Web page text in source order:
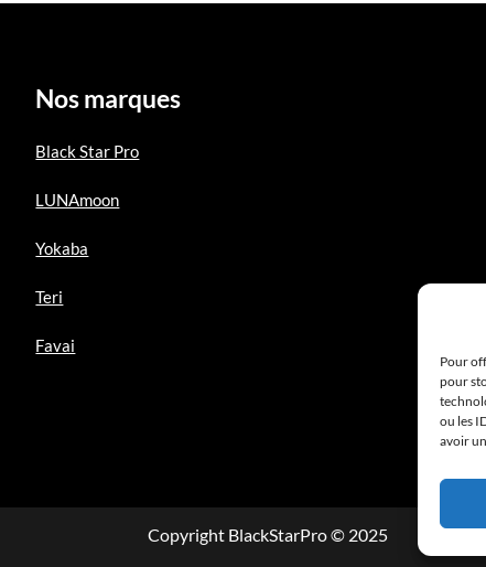
Pour
pour
ou les
avoir
Nos marques
Black Star Pro
LUNAmoon
Yokaba
Teri
Favai
Copyright BlackStarPro © 2025